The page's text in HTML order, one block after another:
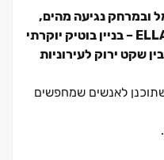
הכרמל ובמרחק נגיעה מהים,
נבנה על ידי "קבוצת סמי נופי" ELLA ‏– בניין בוטיק יוקרתי
שקט ירוק לעירוניות
דירות בלבד, שתוכנן לאנשים שמחפשים